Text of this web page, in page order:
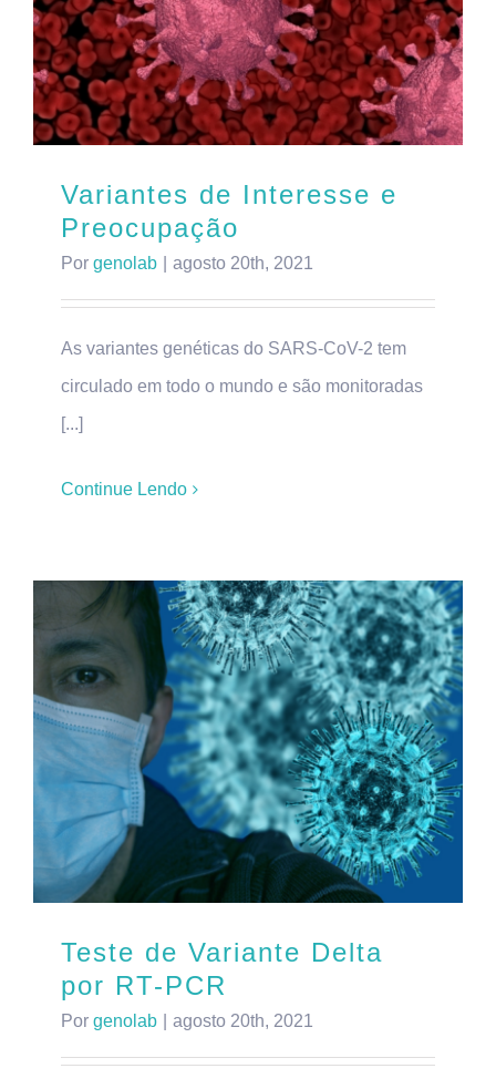
Variantes de Interesse e
Preocupação
Por genolab agosto 20th, 2021
As variantes genéticas do SARS-CoV-2 tem
circulado em todo o mundo e são monitoradas
[...]
Continue Lendo
Teste de Variante Delta
por RT-PCR
Por genolab agosto 20th, 2021